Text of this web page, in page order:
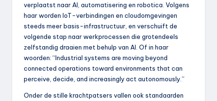
verplaatst naar AI, automatisering en robotica. Volgens
haar worden IoT-verbindingen en cloudomgevingen
steeds meer basis-infrastructuur, en verschuift de
volgende stap naar werkprocessen die grotendeels
zelfstandig draaien met behulp van AI. Of in haar
woorden: “Industrial systems are moving beyond
connected operations toward environments that can
perceive, decide, and increasingly act autonomously.”
Onder de stille krachtpatsers vallen ook standaarden